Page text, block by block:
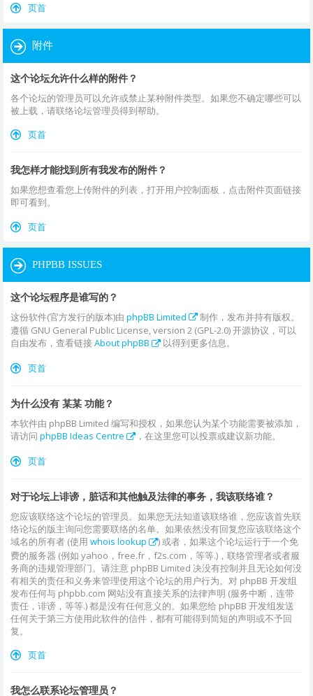
页首
附件
这个论坛允许什么样的附件？
各个论坛的管理员可以允许或禁止某种附件类型。如果您不确定哪些可以
被上载，请联络论坛管理员得到帮助。
页首
我怎样才能找到所有我发布的附件？
如果您想查看您上传附件的列表，打开用户控制面板，点击附件页面链接
即可看到。
页首
PHPBB ISSUES
这个论坛程序是谁写的？
这份软件(官方发行的版本)由 phpBB Limited
制作，发布并持有版权。
遵循 GNU General Public License, version 2 (GPL-2.0) 开源协议，可以
自由发布，查看链接About phpBB 以得到更多信息。
页首
为什么没有 某某 功能？
本软件由 phpBB Limited 编写和授权，如果您认为某个功能需要被添加，
请访问 phpBB Ideas Centre ，在这里您可以投票或建议新功能。
页首
对于论坛上诽谤，脏话和其他触及法律的事务，我该联络谁？
您应该联络这个论坛的管理员。如果您无法知道该联络谁，您应该首先联
络论坛的版主询问您需要联络的名单。如果依然没有回复您应该联络这个
域名的所有者 (使用 whois lookup
) 或者，如果这个论坛运行于一个免
费的服务器 (例如 yahoo，free.fr，f2s.com，等等.)，联络管理者或者服
务商的违规管理部门。请注意 phpBB Limited 决没有控制并且无论如何没
有相关的责任和义务来管理使用这个论坛的用户行为。对 phpBB 开发组
发布任何与 phpbb.com 网站没有直接关系的法律声明 (服务中断，连带
责任，诽谤，等等.) 都是没有任何意义的。如果您给 phpBB 开发组发送
任何关于第三方使用此软件的信件，都有可能得到简短的声明或不予回
复。
页首
我怎么联系论坛管理员？